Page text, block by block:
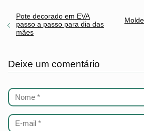
Pote decorado em EVA
passo a passo para dia das
mães
Deixe um comentário